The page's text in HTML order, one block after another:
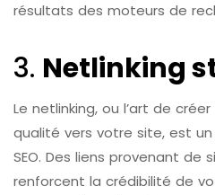
résultats des moteurs de
3. Netlinking
Le netlinking, ou l’art de
qualité vers votre site, est
SEO. Des liens provenant de
renforcent la crédibilité de